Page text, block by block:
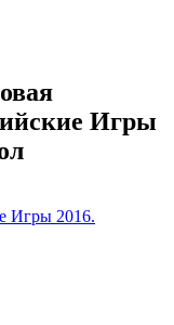
Игры
Игры 2016.